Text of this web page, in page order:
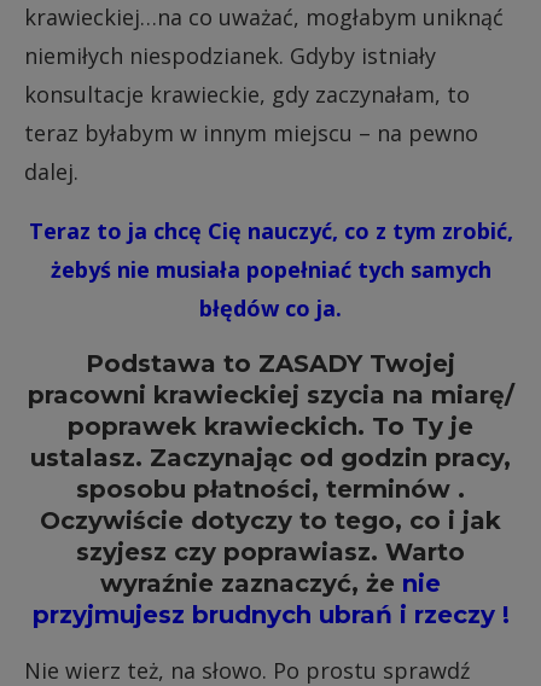
krawieckiej…na co uważać, mogłabym uniknąć
niemiłych niespodzianek. Gdyby istniały
konsultacje krawieckie, gdy zaczynałam, to
teraz byłabym w innym miejscu – na pewno
dalej.
Teraz to ja chcę Cię nauczyć, co z tym zrobić,
żebyś nie musiała popełniać tych samych
błędów co ja.
Podstawa to ZASADY Twojej
pracowni krawieckiej szycia na miarę/
poprawek krawieckich. To Ty je
ustalasz. Zaczynając od godzin pracy,
sposobu płatności, terminów .
Oczywiście dotyczy to tego, co i jak
szyjesz czy poprawiasz. Warto
wyraźnie zaznaczyć, że nie
przyjmujesz brudnych ubrań i rzeczy !
Nie wierz też, na słowo. Po prostu sprawdź